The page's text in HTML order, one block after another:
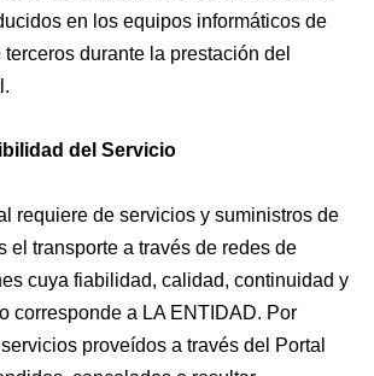
en los equipos informáticos de
terceros durante la prestación del
del Servicio
requiere de servicios y suministros de
el transporte a través de redes de
cuya fiabilidad, calidad, continuidad y
corresponde a LA ENTIDAD. Por
proveídos a través del Portal